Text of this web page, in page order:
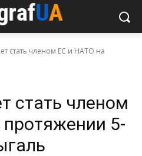
стать членом ЕС и НАТО на
стать членом
5-